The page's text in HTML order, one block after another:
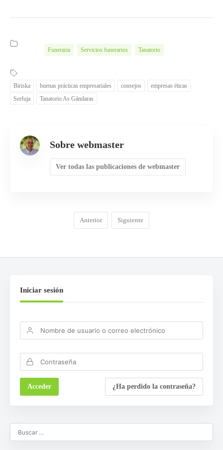
Funeraria Servicios funerarios Tanatorio
Biriska buenas prácticas empresariales consejos
empresas éticas
Serfuja
Tanatorio As Gándaras
Sobre webmaster
Ver todas las publicaciones de webmaster
Anterior Siguiente
Iniciar sesión
¿Ha perdido la contraseña?